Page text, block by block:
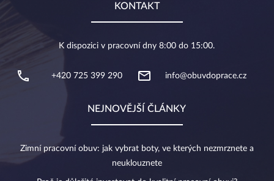
KONTAKT
K dispozici v pracovní dny 8:00 do 15:00.
+420 725 399 290 info@obuvdoprace.cz
NEJNOVĚJŠÍ ČLÁNKY
Zimní pracovní obuv: jak vybrat boty, ve kterých nezmrznete a
neuklouznete